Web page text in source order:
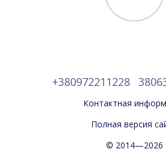
+380972211228
Контактная
Полная версия
© 2014—2026